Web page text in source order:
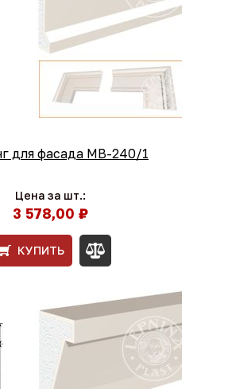
для фасада МВ-240/1
Цена за шт.:
3 578,00 ₽
КУПИТЬ